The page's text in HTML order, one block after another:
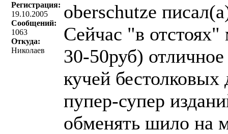
Регистрация:
19.10.2005
Сообщений:
1063
Откуда:
Николаев
oberschutze
Сейчас "в
30-50руб)
кучей
пупер-супер
обменять шило на